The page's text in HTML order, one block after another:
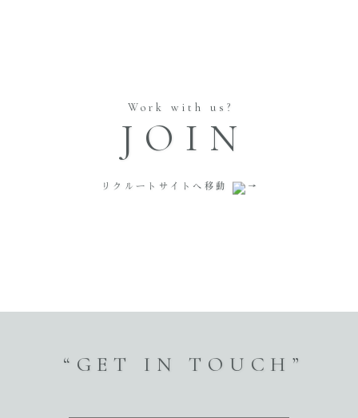
Work with us?
JOIN
リクルートサイトへ移動
“GET IN TOUCH”